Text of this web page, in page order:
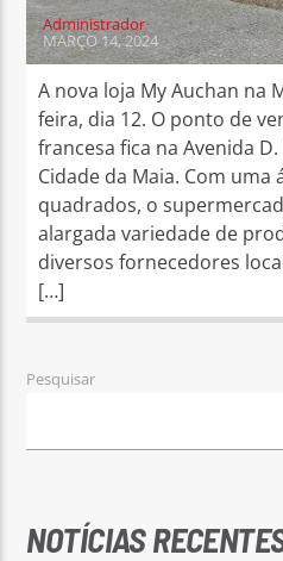
Administrador
MARÇO 14, 2024
A nova loja My Auchan na
feira, dia 12. O ponto de
francesa fica na Avenida
Cidade da Maia. Com uma
quadrados, o
alargada variedade de
diversos fornecedores
[…]
Pesquisar
NOTÍCIAS